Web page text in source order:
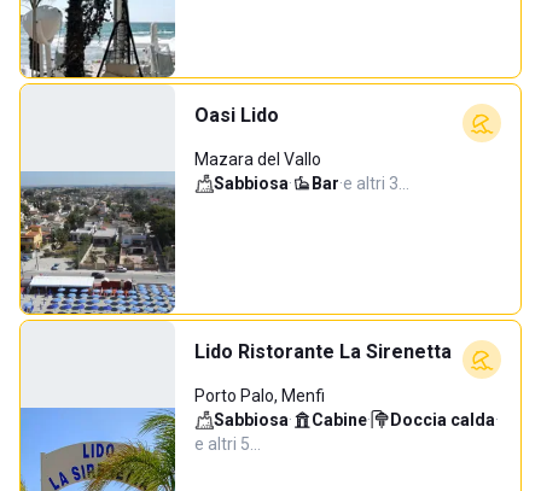
Oasi Lido
Mazara del Vallo
Sabbiosa· Bar·e altri 3…
Lido Ristorante La Sirenetta
Porto Palo, Menfi
Sabbiosa· Cabine· Doccia calda·
e altri 5…